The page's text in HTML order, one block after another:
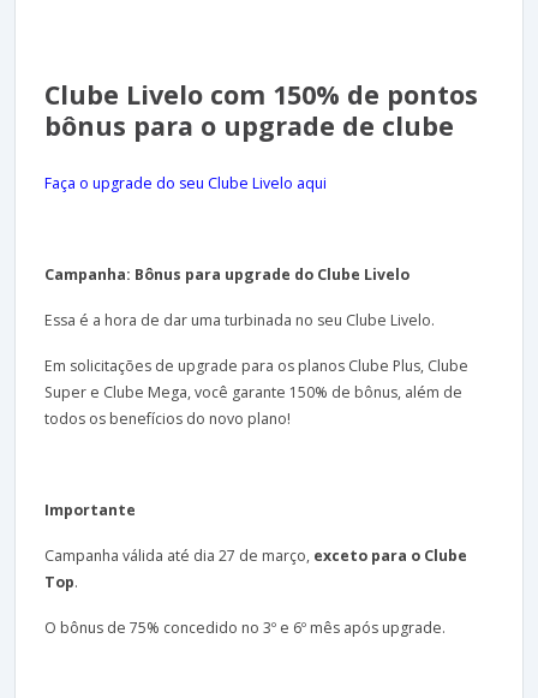
Clube Livelo com 150% de pontos
bônus para o upgrade de clube
Faça o upgrade do seu Clube Livelo aqui
Campanha: Bônus para upgrade do Clube Livelo
Essa é a hora de dar uma turbinada no seu Clube Livelo.
Em solicitações de upgrade para os planos Clube Plus, Clube
Super e Clube Mega, você garante 150% de bônus, além de
todos os benefícios do novo plano!
Importante
Campanha válida até dia 27 de março, exceto para o Clube
Top.
O bônus de 75% concedido no 3º e 6º mês após upgrade.